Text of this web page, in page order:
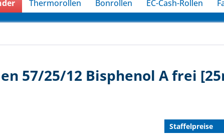
Thermorollen Bonrollen EC-Cash-Rollen
57/25/12 Bisphenol A frei
Staffelpreise